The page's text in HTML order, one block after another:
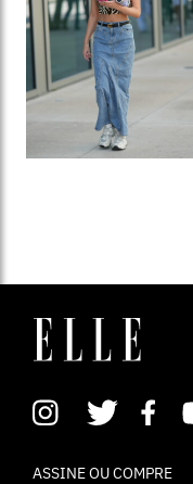
ASSINE OU COMPRE